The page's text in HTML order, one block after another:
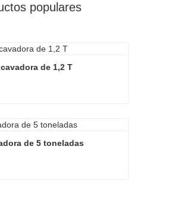
populares
de 1,2 T
de 1,2 T
ahora
de 5 toneladas